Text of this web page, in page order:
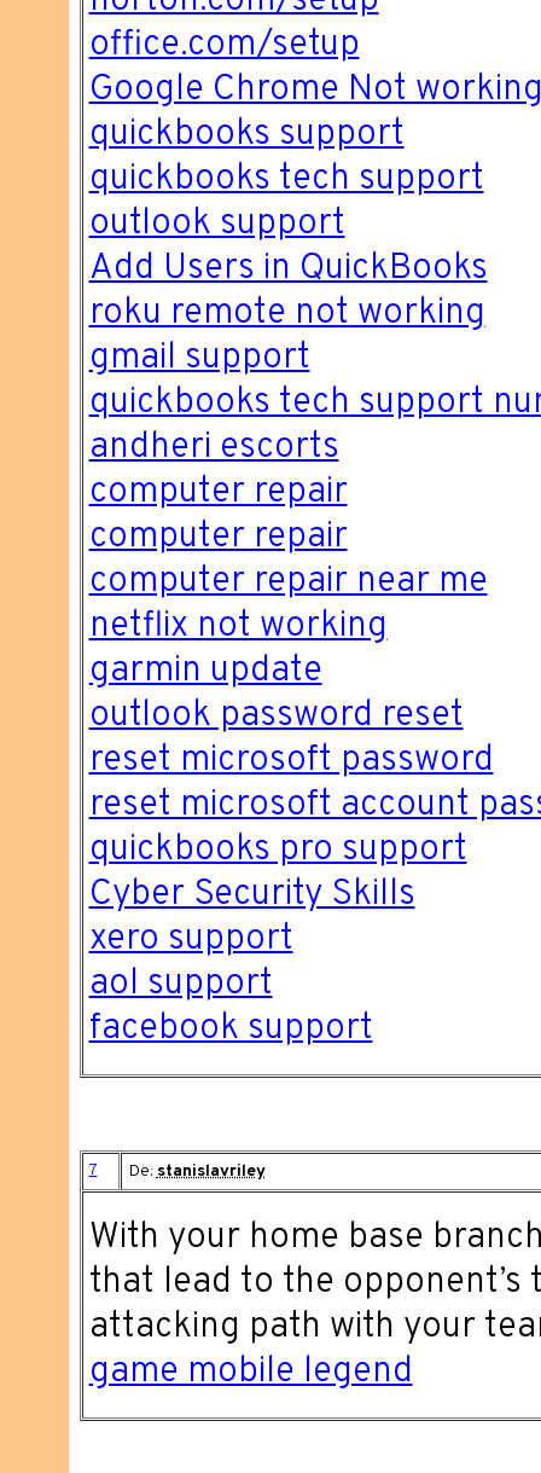
office.com/setup
Google Chrome Not
quickbooks support
quickbooks tech support
outlook support
Add Users in QuickBooks
roku remote not working
gmail support
quickbooks tech support
andheri escorts
computer repair
computer repair
computer repair near me
netflix not working
garmin update
outlook password reset
reset microsoft password
reset microsoft account
quickbooks pro support
Cyber Security Skills
xero support
aol support
facebook support
7 De: stanislavriley
With your home base
that lead to the
attacking path with your
game mobile legend